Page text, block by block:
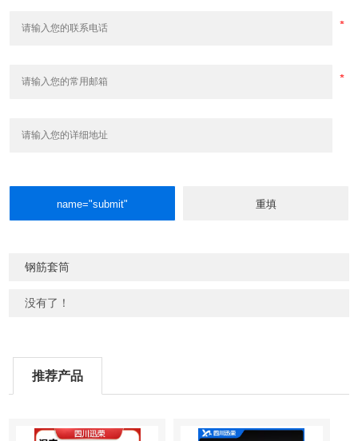
钢筋套筒
没有了！
推荐产品